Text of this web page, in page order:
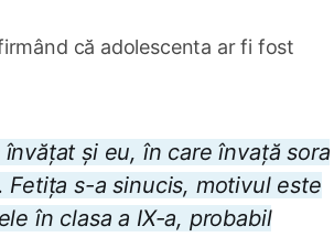
că adolescenta ar fi fost
și eu, în care învață sora
s-a sinucis, motivul este
în clasa a IX-a, probabil